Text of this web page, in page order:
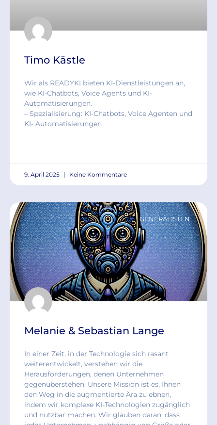
Timo Kästle
Wir als READYKI bieten KI-Dienstleistungen an,
wie KI-Chatbots, Voice Agents und KI-
Automatisierungen.
– Spezialisierung: KI-Chatbots, Voice Agenten und
KI- Automatisierungen
9. April 2025 Keine Kommentare
GENERALISTEN
Melanie & Sebastian Lange
In einer Zeit, in der Technologie sich rasant
weiterentwickelt, verstehen wir die
Herausforderungen, denen Unternehmen
gegenüberstehen. Unsere Mission ist es, Ihnen
den Weg in die augmentierte Ära zu ebnen,
indem wir komplexe KI-Technologien zugänglich
und nutzbar machen. Wir glauben daran, dass